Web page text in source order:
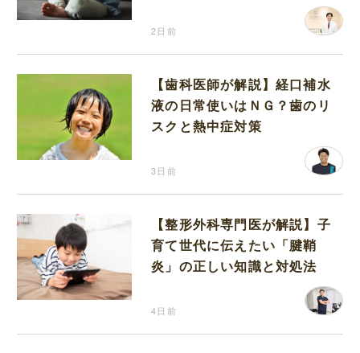
2日前
【歯科医師が解説】経口補水
液の日常使いはＮＧ？歯のリ
スクと熱中症対策
3日前
【整形外科専門医が解説】子
育て世代に伝えたい「腱鞘
炎」の正しい知識と対処法
4日前